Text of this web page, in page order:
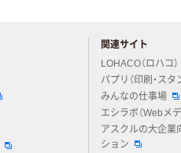
関連サイト
LOHACO（ロハコ）
パプリ（印刷・スタ
みんなの仕事場
エシラボ（Webメデ
アスクルの大企業
ション